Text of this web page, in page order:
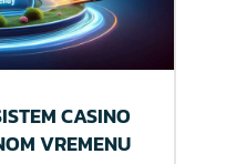
CASINO
VREMENU